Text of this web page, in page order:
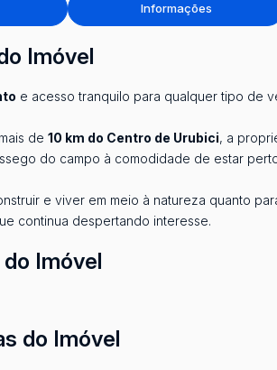
Informações
Imóvel
e acesso tranquilo para qualquer tipo de
de 10 km do Centro de Urubici, a
do campo à comodidade de estar
e viver em meio à natureza quanto
continua despertando interesse.
Imóvel
do Imóvel